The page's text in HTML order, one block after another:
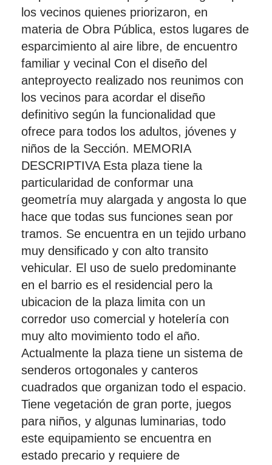
los vecinos quienes priorizaron, en
materia de Obra Pública, estos lugares de
esparcimiento al aire libre, de encuentro
familiar y vecinal Con el diseño del
anteproyecto realizado nos reunimos con
los vecinos para acordar el diseño
definitivo según la funcionalidad que
ofrece para todos los adultos, jóvenes y
niños de la Sección. MEMORIA
DESCRIPTIVA Esta plaza tiene la
particularidad de conformar una
geometría muy alargada y angosta lo que
hace que todas sus funciones sean por
tramos. Se encuentra en un tejido urbano
muy densificado y con alto transito
vehicular. El uso de suelo predominante
en el barrio es el residencial pero la
ubicacion de la plaza limita con un
corredor uso comercial y hotelería con
muy alto movimiento todo el año.
Actualmente la plaza tiene un sistema de
senderos ortogonales y canteros
cuadrados que organizan todo el espacio.
Tiene vegetación de gran porte, juegos
para niños, y algunas luminarias, todo
este equipamiento se encuentra en
estado precario y requiere de